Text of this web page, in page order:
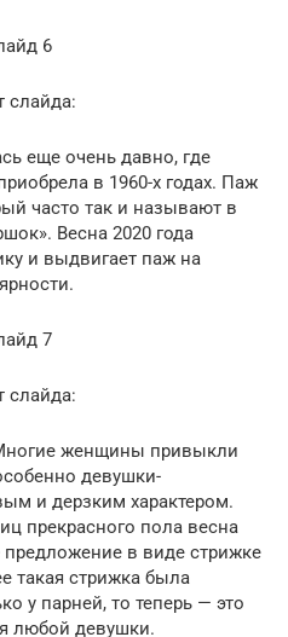
6
слайда:
еще очень давно, где
в 1960-х годах. Паж
часто так и называют в
Весна 2020 года
и выдвигает паж на
7
слайда:
женщины привыкли
девушки-
и дерзким характером.
прекрасного пола весна
в виде стрижке
такая стрижка была
у парней, то теперь — это
любой девушки.